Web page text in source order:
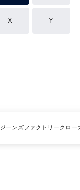
X Y
ジーンズファクトリークロー